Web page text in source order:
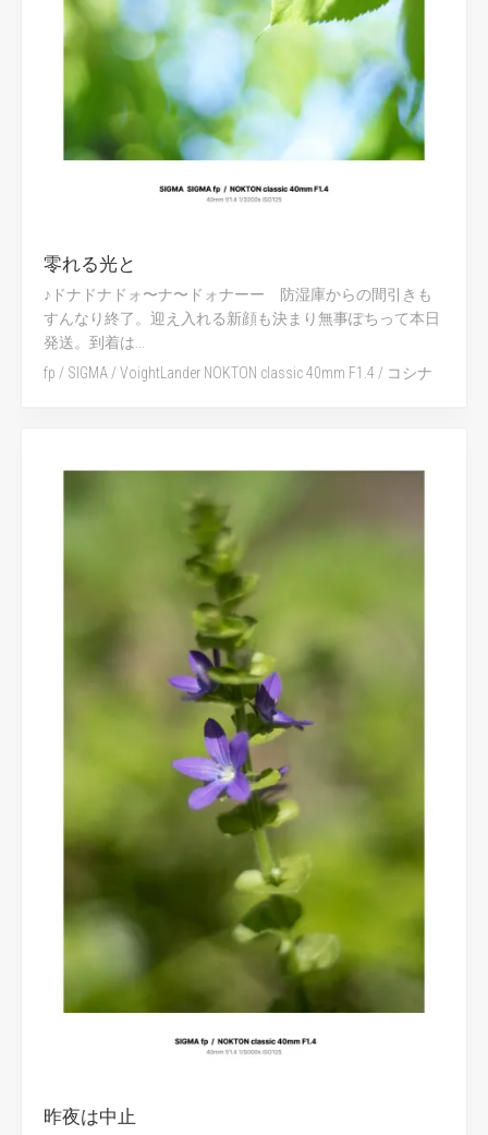
零れる光と
♪ドナドナドォ〜ナ〜ドォナーー 防湿庫からの間引きも
すんなり終了。迎え入れる新顔も決まり無事ぽちって本日
発送。到着は...
fp / SIGMA/ VoightLander NOKTON classic 40mm F1.4 / コシナ
昨夜は中止